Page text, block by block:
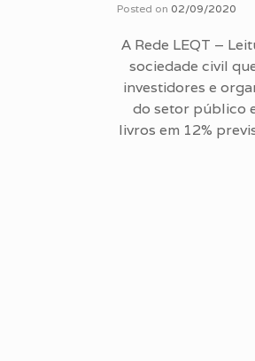
Posted on 02/09/2020
A Rede LEQT –
sociedade civil
investidores e
do setor público
livros em 12%